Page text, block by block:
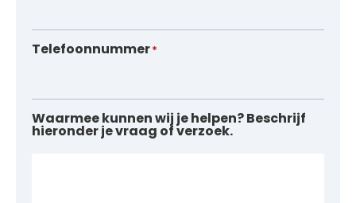
Telefoonnummer*
Waarmee kunnen wij je helpen? Beschrijf
hieronder je vraag of verzoek.